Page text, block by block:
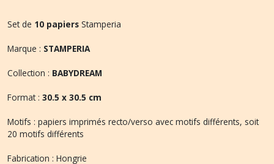
Set de 10 papiers Stamperia
Marque : STAMPERIA
Collection : BABYDREAM
Format : 30.5 x 30.5 cm
Motifs : papiers imprimés recto/verso avec motifs différents, soit
20 motifs différents
Fabrication : Hongrie